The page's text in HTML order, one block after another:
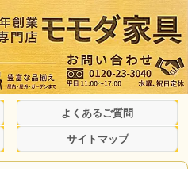
よくあるご質問
サイトマップ